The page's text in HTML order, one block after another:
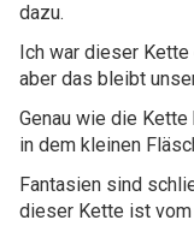
dazu.
Ich war dieser
aber das bleibt
Genau wie die
in dem kleinen
Fantasien sind
dieser Kette ist